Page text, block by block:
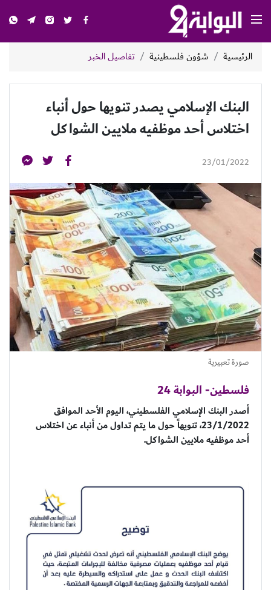
الرئيسية شؤون فلسطينية تفاصيل الخبر
البنك الإسلامي يصدر تنويها حول أنباء
اختلاس أحد موظفيه ملايين الشواكل
23/01/2022
صورة تعبيرية
فلسطين- البوابة 24
أصدر البنك الإسلامي الفلسطيني، اليوم الأحد الموافق
23/1/2022، تنويهاً حول ما يتم تداول من أنباء عن اختلاس
أحد موظفيه ملايين الشواكل.